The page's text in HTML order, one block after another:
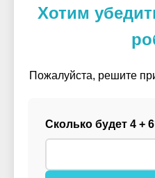
Хотим
Пожалуйста, решите
Сколько будет 4 +